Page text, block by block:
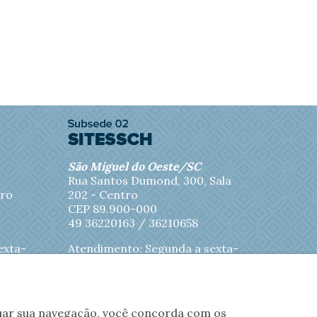
São Miguel do Oeste/SC
Rua Santos Dumond, 300, Sala
202 - Centro
CEP 89.900-000
49 36220163 / 36210658
Atendimento: Segunda a sexta-
sua navegação, você concorda com os